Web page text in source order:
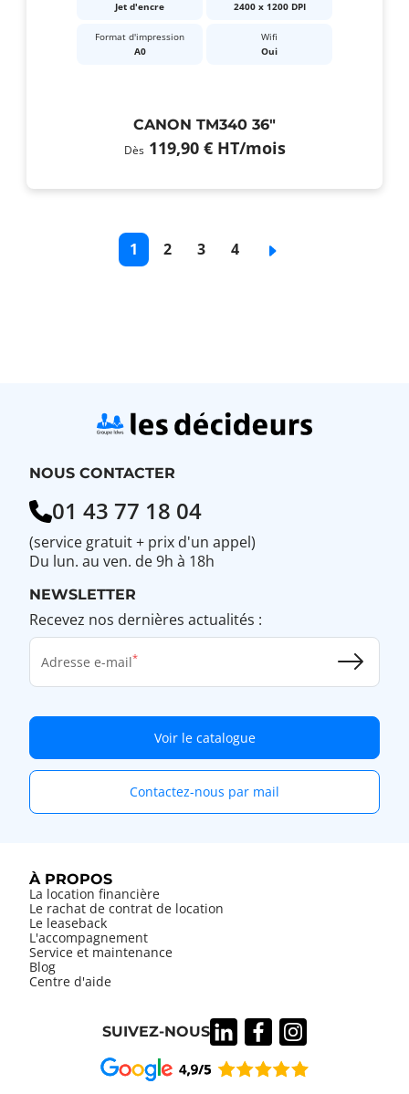
Jet d'encre
2400 x 1200 DPI
Format d'impression
A0
Wifi
Oui
CANON TM340 36"
Dès 119,90 € HT/mois
Page
courante
1
Page
2
Page
3
Page
4
Page
NOUS CONTACTER
01 43 77 18 04
(service gratuit + prix d'un appel)
Du lun. au ven. de 9h à 18h
NEWSLETTER
Recevez nos dernières actualités :
Adresse e-mail
Voir le catalogue
Contactez-nous par mail
À PROPOS
La location financière
Le rachat de contrat de location
Le leaseback
L'accompagnement
Service et maintenance
Blog
Centre d'aide
SUIVEZ-NOUS